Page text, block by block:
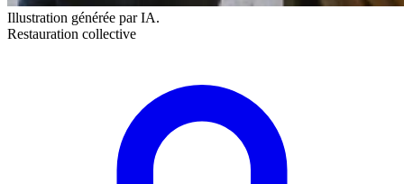
Illustration générée par IA.
Restauration collective